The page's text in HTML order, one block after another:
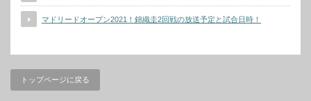
マドリードオープン2021！錦織圭2回戦の放送予定と試合日時！
トップページに戻る